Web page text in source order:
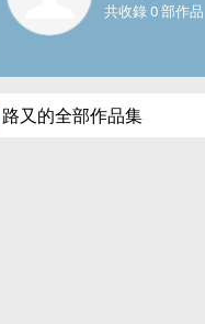
共收錄 0 部作品
路又的全部作品集